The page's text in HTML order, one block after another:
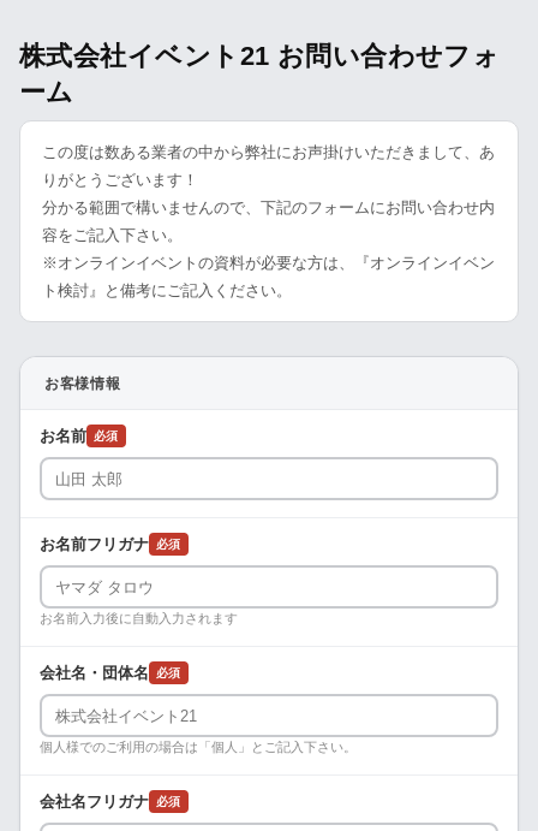
株式会社イベント21 お問い合わせフォ
ーム
この度は数ある業者の中から弊社にお声掛けいただきまして、あ
りがとうございます！
分かる範囲で構いませんので、下記のフォームにお問い合わせ内
容をご記入下さい。
※オンラインイベントの資料が必要な方は、『オンラインイベン
ト検討』と備考にご記入ください。
お客様情報
お名前 必須
お名前フリガナ 必須
お名前入力後に自動入力されます
会社名・団体名 必須
個人様でのご利用の場合は「個人」とご記入下さい。
会社名フリガナ 必須